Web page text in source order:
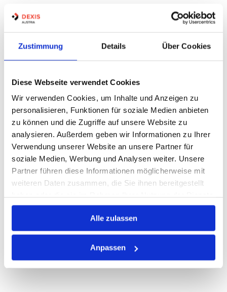
Zustimmung Details Über Cookies
Diese Webseite verwendet Cookies
Wir verwenden Cookies, um Inhalte und Anzeigen zu
personalisieren, Funktionen für soziale Medien anbieten
zu können und die Zugriffe auf unsere Website zu
analysieren. Außerdem geben wir Informationen zu Ihrer
Verwendung unserer Website an unsere Partner für
soziale Medien, Werbung und Analysen weiter. Unsere
Partner führen diese Informationen möglicherweise mit
weiteren Daten zusammen, die Sie ihnen bereitgestellt
gesammelt haben.
Alle zulassen
Anpassen
ID: 158,00mm
STK Warenkorb
Nicht auf Lager